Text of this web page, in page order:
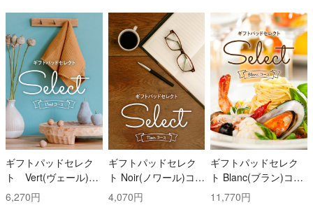
ギフトパッドセレク
ト Vert(ヴェール)コ
ース
6,270円
ギフトパッドセレク
ト Noir(ノワール)コー
ス
4,070円
ギフトパッドセレク
ト Blanc(ブラン)コー
ス
11,770円